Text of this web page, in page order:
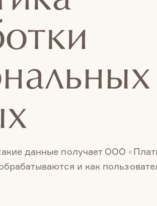
данные получает ООО
и как